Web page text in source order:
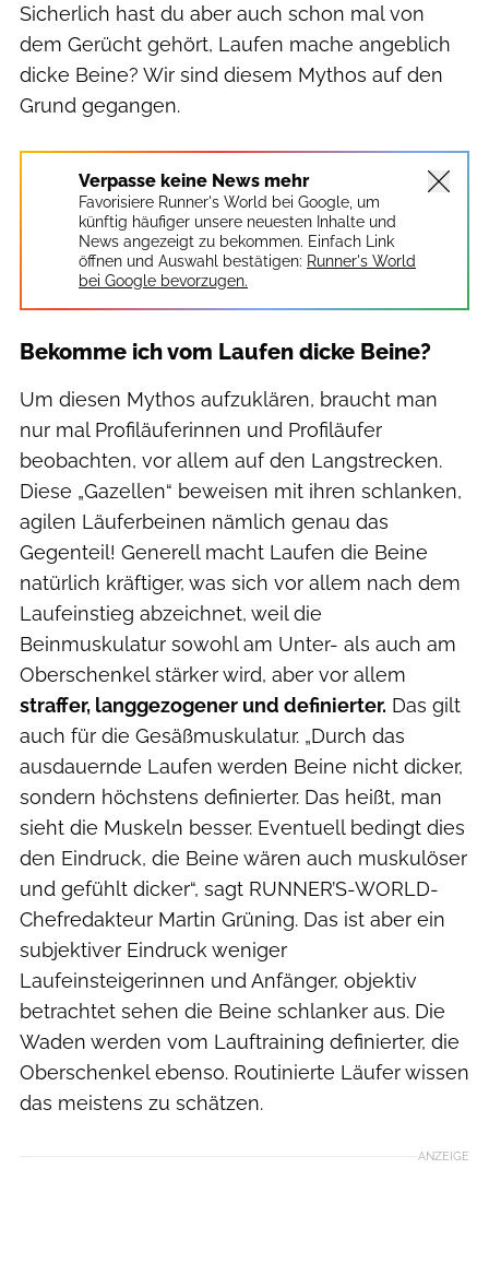
Sicherlich hast du aber auch schon mal von
dem Gerücht gehört, Laufen mache angeblich
dicke Beine? Wir sind diesem Mythos auf den
Grund gegangen.
Verpasse keine News mehr
Favorisiere Runner's World bei Google, um
künftig häufiger unsere neuesten Inhalte und
News angezeigt zu bekommen. Einfach Link
öffnen und Auswahl bestätigen: Runner's World
bei Google bevorzugen.
Bekomme ich vom Laufen dicke Beine?
Um diesen Mythos aufzuklären, braucht man
nur mal Profiläuferinnen und Profiläufer
beobachten, vor allem auf den Langstrecken.
Diese „Gazellen“ beweisen mit ihren schlanken,
agilen Läuferbeinen nämlich genau das
Gegenteil! Generell macht Laufen die Beine
natürlich kräftiger, was sich vor allem nach dem
Laufeinstieg abzeichnet, weil die
Beinmuskulatur sowohl am Unter- als auch am
Oberschenkel stärker wird, aber vor allem
straffer, langgezogener und definierter. Das gilt
auch für die Gesäßmuskulatur. „Durch das
ausdauernde Laufen werden Beine nicht dicker,
sondern höchstens definierter. Das heißt, man
sieht die Muskeln besser. Eventuell bedingt dies
den Eindruck, die Beine wären auch muskulöser
und gefühlt dicker“, sagt RUNNER’S-WORLD-
Chefredakteur Martin Grüning. Das ist aber ein
subjektiver Eindruck weniger
Laufeinsteigerinnen und Anfänger, objektiv
betrachtet sehen die Beine schlanker aus. Die
Waden werden vom Lauftraining definierter, die
Oberschenkel ebenso. Routinierte Läufer wissen
das meistens zu schätzen.
ANZEIGE